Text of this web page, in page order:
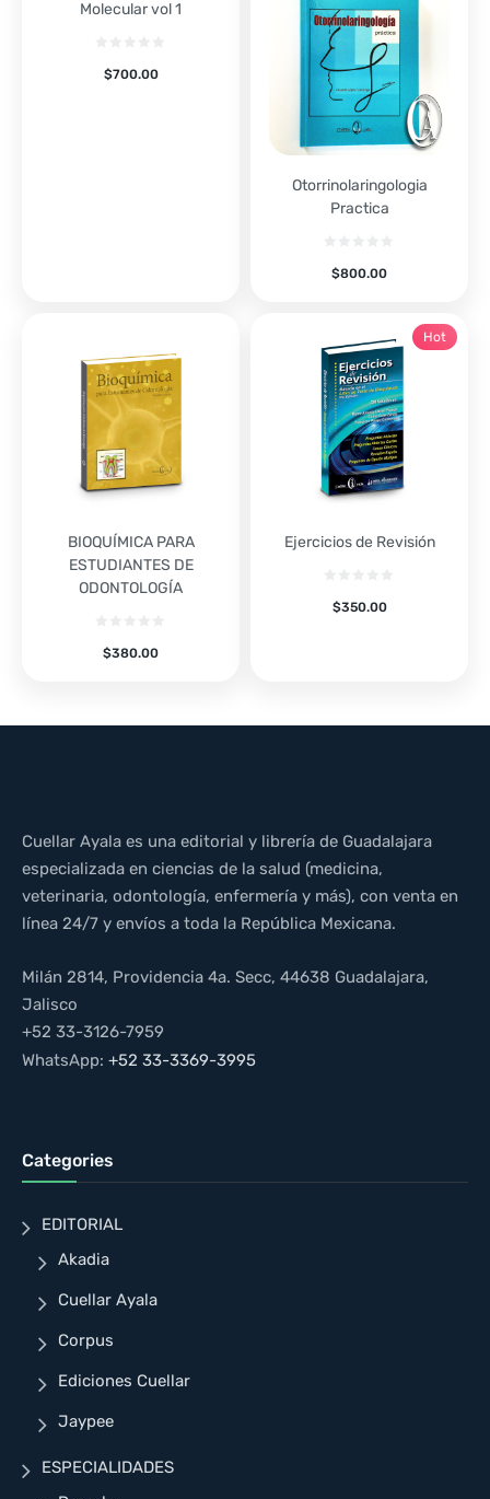
Molecular vol 1
$700.00
Otorrinolaringologia
Practica
$800.00
BIOQUÍMICA PARA
ESTUDIANTES DE
ODONTOLOGÍA
$380.00
Ejercicios de Revisión
$350.00
Hot
Cuellar Ayala es una editorial y librería de Guadalajara
especializada en ciencias de la salud (medicina,
veterinaria, odontología, enfermería y más), con venta en
línea 24/7 y envíos a toda la República Mexicana.
Milán 2814, Providencia 4a. Secc, 44638 Guadalajara,
Jalisco
+52 33-3126-7959
WhatsApp: +52 33-3369-3995
Categories
EDITORIAL
Akadia
Cuellar Ayala
Corpus
Ediciones Cuellar
Jaypee
ESPECIALIDADES